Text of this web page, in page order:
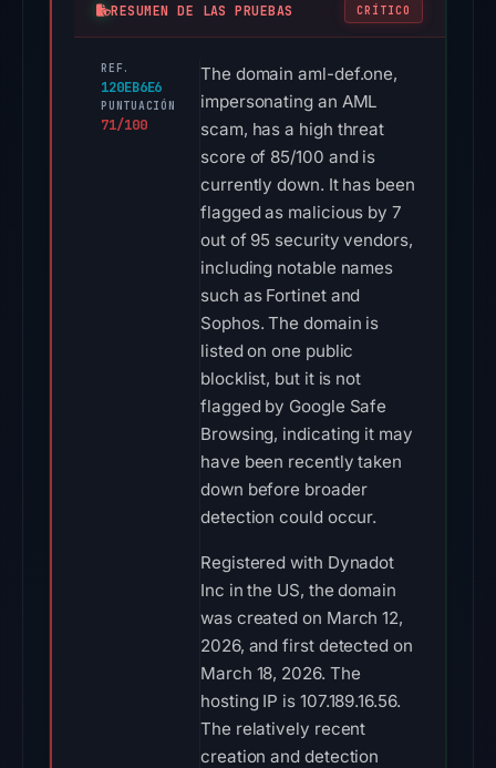
RESUMEN DE LAS PRUEBAS CRÍTICO
REF.
120EB6E6
PUNTUACIÓN
71/100
The domain aml-def.one,
impersonating an AML
scam, has a high threat
score of 85/100 and is
currently down. It has been
flagged as malicious by 7
out of 95 security vendors,
including notable names
such as Fortinet and
Sophos. The domain is
listed on one public
blocklist, but it is not
flagged by Google Safe
Browsing, indicating it may
have been recently taken
down before broader
detection could occur.
Registered with Dynadot
Inc in the US, the domain
was created on March 12,
2026, and first detected on
March 18, 2026. The
hosting IP is 107.189.16.56.
The relatively recent
creation and detection